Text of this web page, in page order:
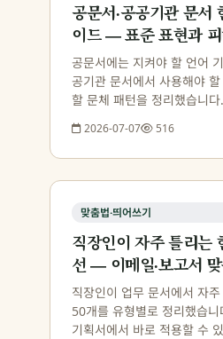
공문서·공공기관 문서
이드 — 표준 표현과
공문서에는 지켜야 할 언어
공기관 문서에서 사용해야
할 문체 패턴을 정리했습니다.
2026-07-07 516
맞춤법·띄어쓰기
직장인이 자주 틀리는
선 — 이메일·보고서
직장인이 업무 문서에서 자
50개를 유형별로 정리했습니
기획서에서 바로 적용할 수